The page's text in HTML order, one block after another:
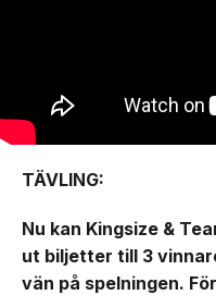
TÄVLING:
Nu kan Kingsize &
ut biljetter till 3
vän på spelningen.